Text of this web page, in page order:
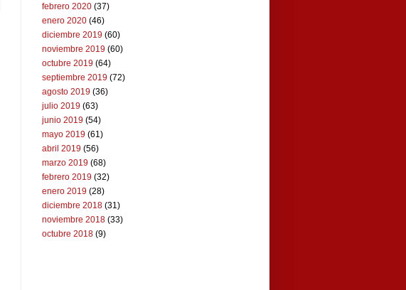
febrero 2020 (37)
enero 2020 (46)
diciembre 2019 (60)
noviembre 2019 (60)
octubre 2019 (64)
septiembre 2019 (72)
agosto 2019 (36)
julio 2019 (63)
junio 2019 (54)
mayo 2019 (61)
abril 2019 (56)
marzo 2019 (68)
febrero 2019 (32)
enero 2019 (28)
diciembre 2018 (31)
noviembre 2018 (33)
octubre 2018 (9)